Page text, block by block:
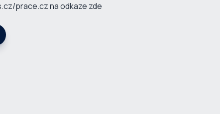
prace.cz na odkaze zde